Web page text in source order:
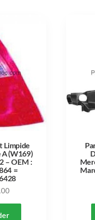
Limpide
A (W169)
– OEM :
=